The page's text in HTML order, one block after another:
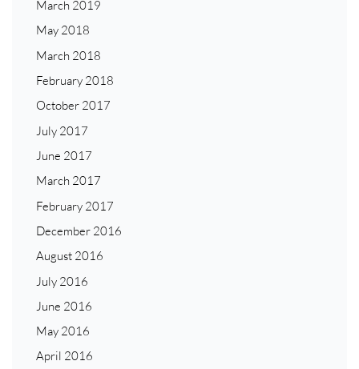
March 2019
May 2018
March 2018
February 2018
October 2017
July 2017
June 2017
March 2017
February 2017
December 2016
August 2016
July 2016
June 2016
May 2016
April 2016